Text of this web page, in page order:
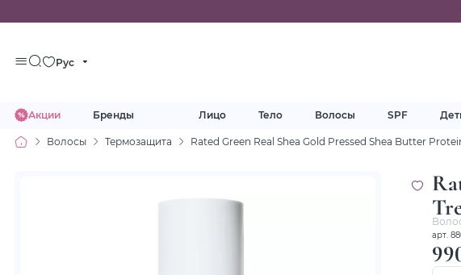
Рус
Акции Бренды Лицо Тело Волосы SPF
Волосы Термозащита Rated Green Real Shea Gold Pressed Shea Butter
арт.